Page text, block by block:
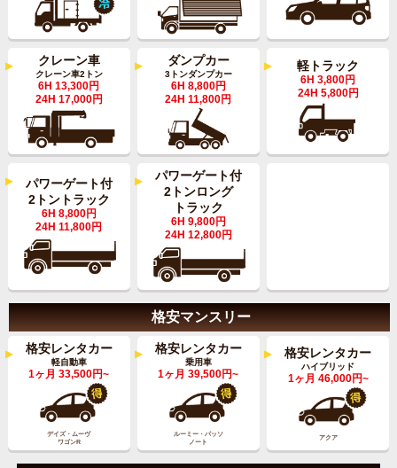
クレーン車
クレーン車2トン
6H 13,300円
24H 17,000円
ダンプカー
3トンダンプカー
6H 8,800円
24H 11,800円
軽トラック
6H 3,800円
24H 5,800円
パワーゲート付
2トントラック
6H 8,800円
24H 11,800円
パワーゲート付
2トンロング
トラック
6H 9,800円
24H 12,800円
格安マンスリー
格安レンタカー
軽自動車
1ヶ月 33,500円~
デイズ・ムーヴ
ワゴンR
格安レンタカー
乗用車
1ヶ月 39,500円~
ルーミー・パッソ
ノート
格安レンタカー
ハイブリッド
1ヶ月 46,000円~
アクア